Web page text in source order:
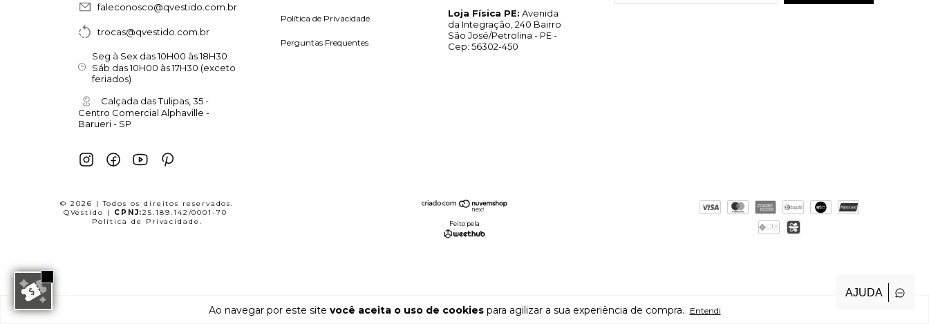
Ao navegar por este site você aceita o uso de cookiespara agilizar a sua experiência de compra. Entendi
faleconosco@qvestido.com.br
trocas@qvestido.com.br
Seg à Sex das 10H00 às 18H30
Sáb das 10H00 às 17H30 (exceto
feriados)
Calçada das Tulipas, 35 -
Centro Comercial Alphaville -
Barueri - SP
Política de Privacidade
Perguntas Frequentes
Loja Física PE: Avenida
da Integração, 240 Bairro
São José/Petrolina - PE -
Cep: 56302-450
© 2026 | Todos os direitos reservados.
QVestido | CPNJ:25.189.142/0001-70
Política de Privacidade . Feito pela
AJUDA